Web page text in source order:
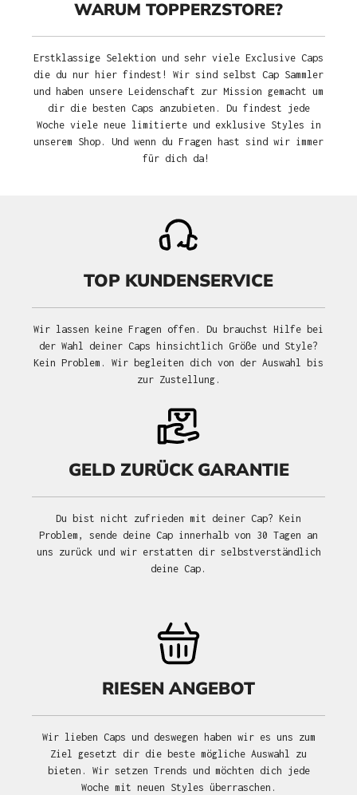
WARUM TOPPERZSTORE?
Erstklassige Selektion und sehr viele Exclusive Caps
die du nur hier findest! Wir sind selbst Cap Sammler
und haben unsere Leidenschaft zur Mission gemacht um
dir die besten Caps anzubieten. Du findest jede
Woche viele neue limitierte und exklusive Styles in
unserem Shop. Und wenn du Fragen hast sind wir immer
für dich da!
TOP KUNDENSERVICE
Wir lassen keine Fragen offen. Du brauchst Hilfe bei
der Wahl deiner Caps hinsichtlich Größe und Style?
Kein Problem. Wir begleiten dich von der Auswahl bis
zur Zustellung.
GELD ZURÜCK GARANTIE
Du bist nicht zufrieden mit deiner Cap? Kein
Problem, sende deine Cap innerhalb von 30 Tagen an
uns zurück und wir erstatten dir selbstverständlich
deine Cap.
RIESEN ANGEBOT
Wir lieben Caps und deswegen haben wir es uns zum
Ziel gesetzt dir die beste mögliche Auswahl zu
bieten. Wir setzen Trends und möchten dich jede
Woche mit neuen Styles überraschen.